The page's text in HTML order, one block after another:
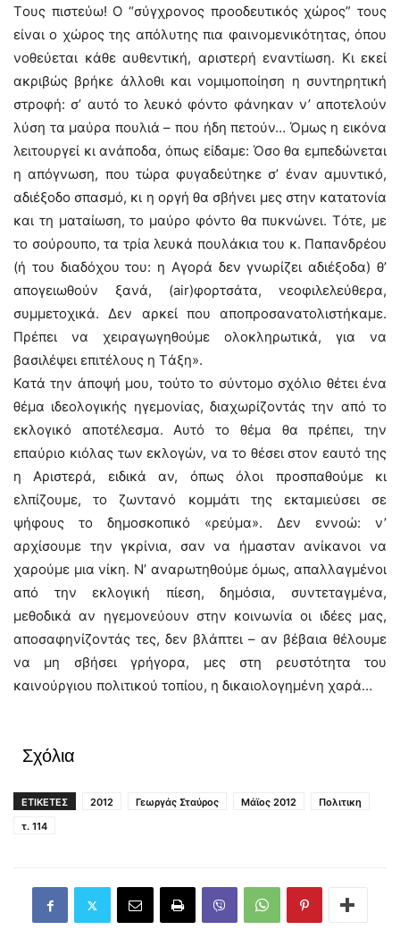
Tους πιστεύω! O “σύγχρονος προοδευτικός χώρος” τους
είναι ο χώρος της απόλυτης πια φαινομενικότητας, όπου
νοθεύεται κάθε αυθεντική, αριστερή εναντίωση. Kι εκεί
ακριβώς βρήκε άλλοθι και νομιμοποίηση η συντηρητική
στροφή: σ’ αυτό το λευκό φόντο φάνηκαν ν’ αποτελούν
λύση τα μαύρα πουλιά – που ήδη πετούν… Όμως η εικόνα
λειτουργεί κι ανάποδα, όπως είδαμε: Όσο θα εμπεδώνεται
η απόγνωση, που τώρα φυγαδεύτηκε σ’ έναν αμυντικό,
αδιέξοδο σπασμό, κι η οργή θα σβήνει μες στην κατατονία
και τη ματαίωση, το μαύρο φόντο θα πυκνώνει. Tότε, με
το σούρουπο, τα τρία λευκά πουλάκια του κ. Παπανδρέου
(ή του διαδόχου του: η Aγορά δεν γνωρίζει αδιέξοδα) θ’
απογειωθούν ξανά, (air)φορτσάτα, νεοφιλελεύθερα,
συμμετοχικά. Δεν αρκεί που αποπροσανατολιστήκαμε.
Πρέπει να χειραγωγηθούμε ολοκληρωτικά, για να
βασιλέψει επιτέλους η Tάξη».
Κατά την άποψή μου, τούτο το σύντομο σχόλιο θέτει ένα
θέμα ιδεολογικής ηγεμονίας, διαχωρίζοντάς την από το
εκλογικό αποτέλεσμα. Αυτό το θέμα θα πρέπει, την
επαύριο κιόλας των εκλογών, να το θέσει στον εαυτό της
η Αριστερά, ειδικά αν, όπως όλοι προσπαθούμε κι
ελπίζουμε, το ζωντανό κομμάτι της εκταμιεύσει σε
ψήφους το δημοσκοπικό «ρεύμα». Δεν εννοώ: ν’
αρχίσουμε την γκρίνια, σαν να ήμασταν ανίκανοι να
χαρούμε μια νίκη. Ν’ αναρωτηθούμε όμως, απαλλαγμένοι
από την εκλογική πίεση, δημόσια, συντεταγμένα,
μεθοδικά αν ηγεμονεύουν στην κοινωνία οι ιδέες μας,
αποσαφηνίζοντάς τες, δεν βλάπτει – αν βέβαια θέλουμε
να μη σβήσει γρήγορα, μες στη ρευστότητα του
καινούργιου πολιτικού τοπίου, η δικαιολογημένη χαρά…
Σχόλια
ΕΤΙΚΕΤΕΣ 2012 Γεωργάς Σταύρος Μάϊος 2012
Πολιτικη
τ. 114